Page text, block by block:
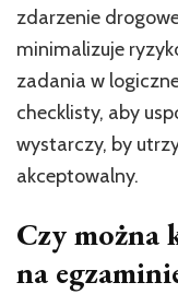
zdarzenie
minimalizuje
zadania w
checklisty, aby
wystarczy, by
akceptowalny.
Czy można
na